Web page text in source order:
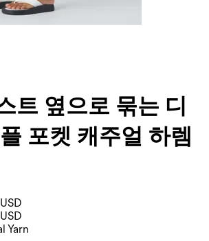
트 옆으로 묶는 디
포켓 캐주얼 하렘
Yarn